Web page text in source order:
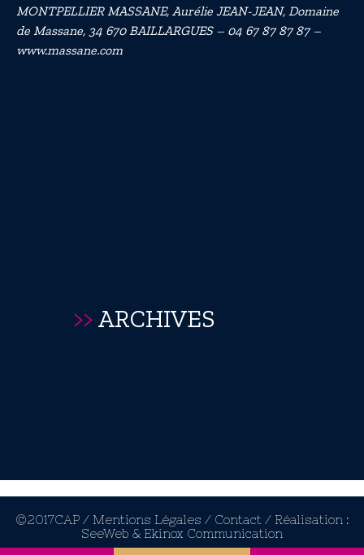
MONTPELLIER MASSANE, Aurélie JEAN-JEAN, Domaine
de Massane, 34 670 BAILLARGUES – 04 67 87 87 87 –
www.massane.com
>>ARCHIVES
©2017CAP / Mentions Légales / Contact / Réalisation :
SeeWeb & Ekinox Communication